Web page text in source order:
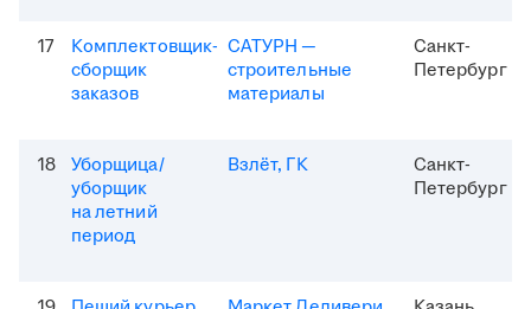
17
Комплектовщик-
сборщик
заказов
САТУРН —
строительные
материалы
Санкт-
Петербург
18
Уборщица/
уборщик
на летний
период
Взлёт, ГК
Санкт-
Петербург